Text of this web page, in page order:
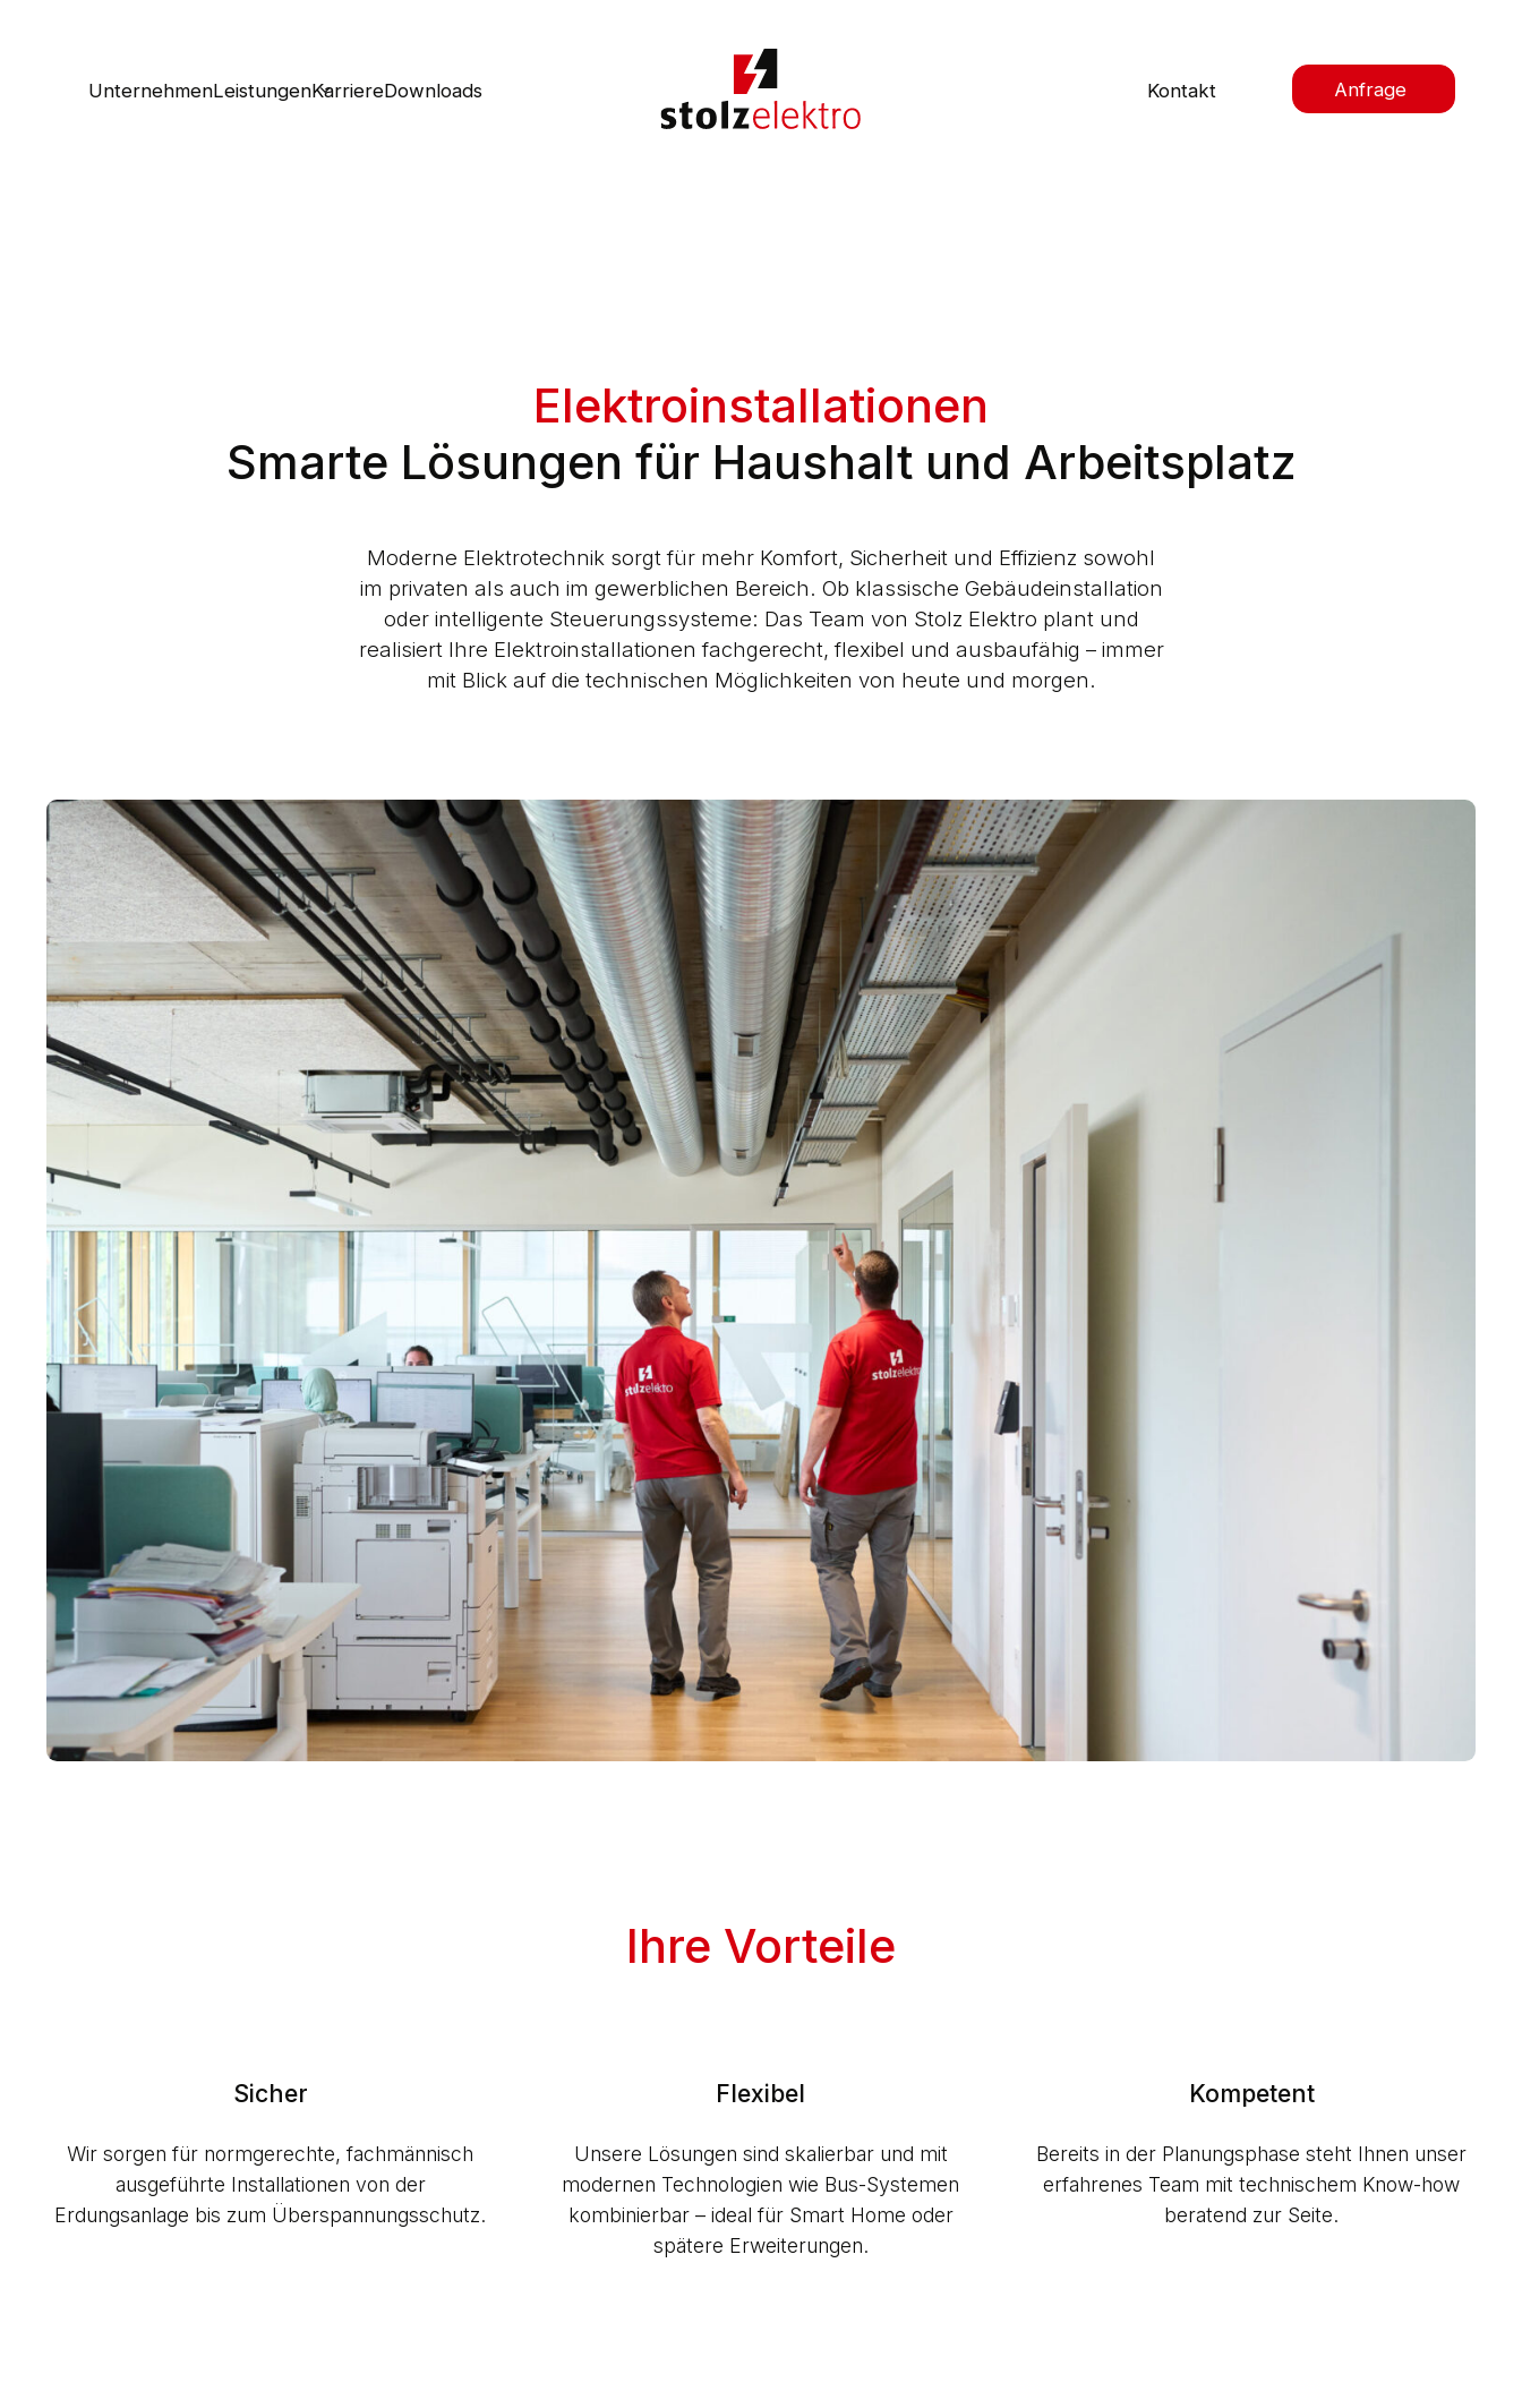
UnternehmenLeistungenKarriereDownloads Kontakt Anfrage
Elektroinstallationen
Smarte Lösungen für Haushalt und Arbeitsplatz
Moderne Elektrotechnik sorgt für mehr Komfort, Sicherheit und Effizienz sowohl
im privaten als auch im gewerblichen Bereich. Ob klassische Gebäudeinstallation
oder intelligente Steuerungssysteme: Das Team von Stolz Elektro plant und
realisiert Ihre Elektroinstallationen fachgerecht, flexibel und ausbaufähig – immer
mit Blick auf die technischen Möglichkeiten von heute und morgen.
Ihre Vorteile
Sicher
Wir sorgen für normgerechte, fachmännisch
ausgeführte Installationen von der
Erdungsanlage bis zum Überspannungsschutz.
Flexibel
Unsere Lösungen sind skalierbar und mit
modernen Technologien wie Bus-Systemen
kombinierbar – ideal für Smart Home oder
spätere Erweiterungen.
Kompetent
Bereits in der Planungsphase steht Ihnen unser
erfahrenes Team mit technischem Know-how
beratend zur Seite.